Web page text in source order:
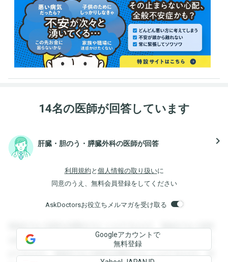
14名の医師が回答しています
肝臓・胆のう・膵臓外科の医師が回答 navigate_next
利用規約 と 個人情報の取り扱いに
同意のうえ、無料会員登録をしてください
AskDoctorsお役立ちメルマガを受け取る
登録すると回答を閲覧することができます。登録すると回答
を閲覧することができます。登録すると回答を閲覧すること
ができます。登録すると回答を閲覧することができます。登
Googleアカウントで
無料登録